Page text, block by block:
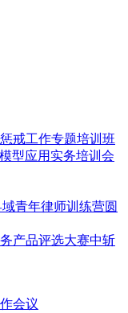
戒工作专题培训班
型应用实务培训会
青年律师训练营圆
产品评选大赛中斩
会议